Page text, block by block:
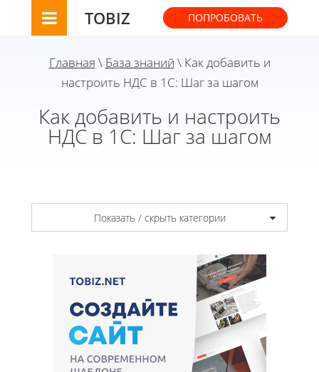
TOBIZ ПОПРОБОВАТЬ
Главная \ База знаний \ Как добавить и
настроить НДС в 1С: Шаг за шагом
Как добавить и настроить
НДС в 1С: Шаг за шагом
Показать / скрыть категории